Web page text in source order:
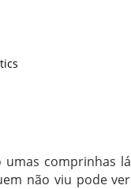
umas comprinhas lá
não viu pode ver